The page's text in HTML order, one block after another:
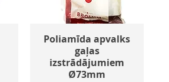
Poliamīda apvalks
gaļas
izstrādājumiem
Ø73mm